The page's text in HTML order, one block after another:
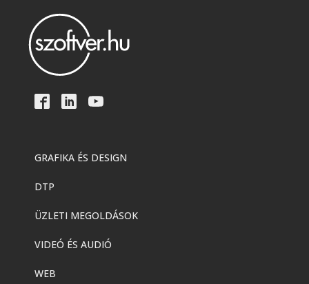
GRAFIKA ÉS DESIGN
DTP
ÜZLETI MEGOLDÁSOK
VIDEÓ ÉS AUDIÓ
WEB